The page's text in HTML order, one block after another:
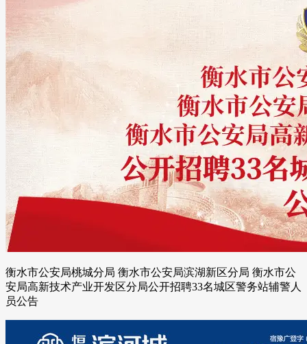
衡水市公安局桃城分局 衡水市公安局滨湖新区分局 衡水市公
安局高新技术产业开发区分局公开招聘33名城区警务站辅警人
员公告